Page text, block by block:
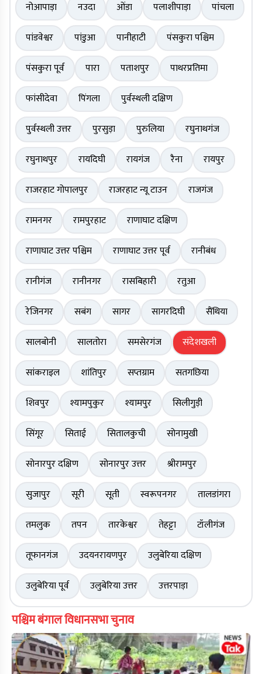
नोआपाड़ा नउदा ओंडा पलाशीपाड़ा
पांचला
पांडवेश्वर
पांडुआ पानीहाटी
पंसकुरा पश्चिम
पंसकुरा पूर्व
पारा पताशपुर
पाथरप्रतिमा
फांसीदेवा
पिंगला
पुर्वस्थली दक्षिण
पुर्वस्थली उत्तर
पुरसुड़ा पुरुलिया
रघुनाथगंज
रघुनाथपुर
रायदिघी रायगंज रैना
रायपुर
राजरहाट गोपालपुर
राजरहाट न्यू टाउन
राजगंज
रामनगर
रामपुरहाट
राणाघाट दक्षिण
राणाघाट उत्तर पश्चिम
राणाघाट उत्तर पूर्व
रानीबंध
रानीगंज
रानीनगर रासबिहारी
रतुआ
रेजिनगर
सबंग सागर सागरदिघी
सैंथिया
सालबोनी
सालतोरा समसेरगंज
संदेशखली
सांकराइल
शांतिपुर सप्तग्राम
सतगछिया
शिवपुर
श्यामपुकुर श्यामपुर
सिलीगुड़ी
सिंगूर
सिताई सितालकुची
सोनामुखी
सोनारपुर दक्षिण
सोनारपुर उत्तर
श्रीरामपुर
सुजापुर
सूरी सूती स्वरूपनगर
तालडांगरा
तमलुक
तपन तारकेश्वर तेहट्टा
टॉलीगंज
तूफानगंज
उदयनरायणपुर
उलुबेरिया दक्षिण
उलुबेरिया पूर्व
उलुबेरिया उत्तर उत्तरपाड़ा
पश्चिम बंगाल विधानसभा चुनाव